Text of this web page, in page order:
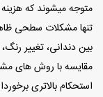
متوجه میشوند که
تنها مشکلات سطحی
بین دندانی، تغییر
مقایسه با روش های
استحکام بالاتری